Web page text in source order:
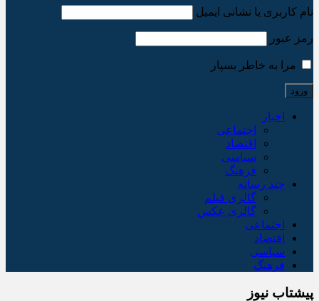
نام کاربری یا نشانی ایمیل
رمز عبور
مرا به خاطر بسپار
اخبار
اجتماعی
اقتصاد
سیاسی
فرهنگ
چند رسانه
گالری فیلم
گالری عکس
اجتماعی
اقتصاد
سیاسی
فرهنگ
پیشتاب نیوز